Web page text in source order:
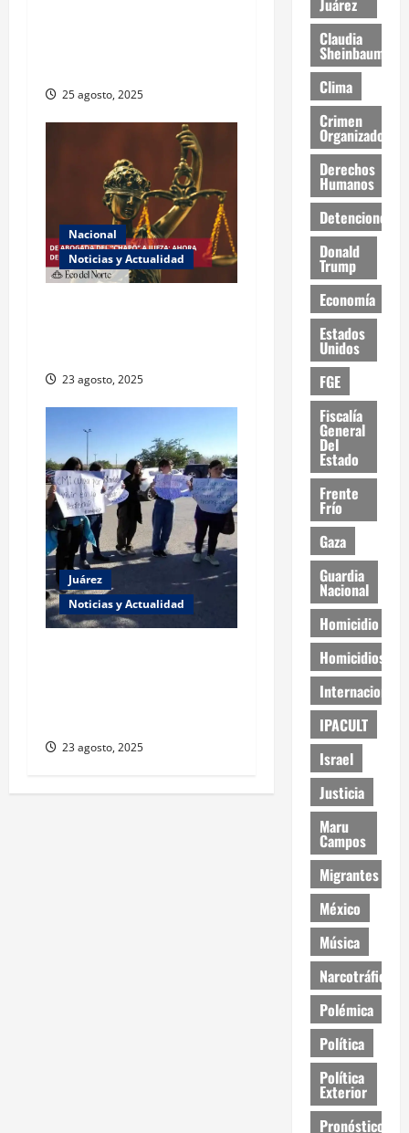
25 agosto, 2025
Nacional
Noticias y Actualidad
23 agosto, 2025
Juárez
Noticias y Actualidad
23 agosto, 2025
Juárez
Claudia
Sheinbaum
Clima
Crimen
Organizado
Derechos
Humanos
Detenciones
Donald
Trump
Economía
Estados
Unidos
FGE
Fiscalía
General
Del
Estado
Frente
Frío
Gaza
Guardia
Nacional
Homicidio
Homicidios
Internacional
IPACULT
Israel
Justicia
Maru
Campos
Migrantes
México
Música
Narcotráfico
Polémica
Política
Política
Exterior
Pronóstico